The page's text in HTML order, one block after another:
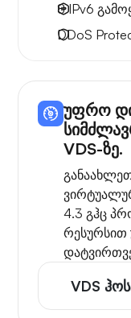
8 IPv6
DDoS
უფრო
VDS-ზე.
4.3 გჰც
რესურსით
VDS